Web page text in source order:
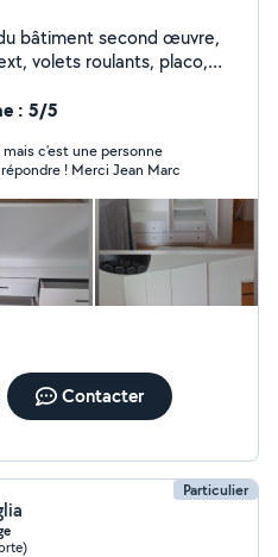
bâtiment second œuvre,
volets roulants, placo,
et divers
: 5/5
c’est une personne
! Merci Jean Marc
Contacter
Particulier